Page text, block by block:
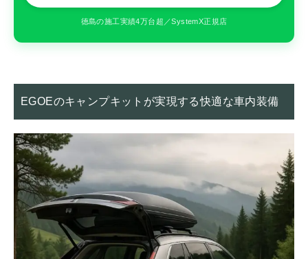
徳島の施工実績4万台超／SystemX正規店
EGOEのキャンプキットが実現する快適な車内装備